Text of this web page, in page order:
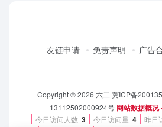
友链申请 免责声明 广告
Copyright © 2026 六二 冀ICP备
13112502000924号 网站数据概况
今日访问人数 3 今日访问量 4 昨日